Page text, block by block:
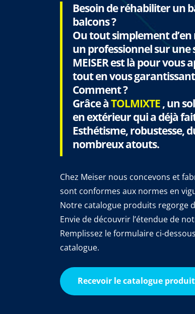
Besoin de réhabiliter un
balcons ?
Ou tout simplement
un professionnel sur
MEISER est là pour
tout en vous
Comment ?
Grâce àTOLMIXTE, un
en extérieur qui a déjà
Esthétisme, robustesse,
nombreux atouts.
Chez Meiser nous concevons et
sont conformes aux normes en
Notre catalogue produits regorge
Envie de découvrir l’étendue de
Remplissez le formulaire ci-
catalogue.
Recevoir le catalogue